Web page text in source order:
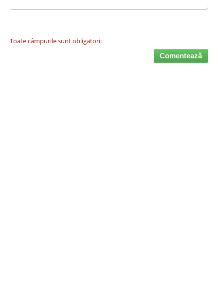
Toate câmpurile sunt obligatorii
Comentează